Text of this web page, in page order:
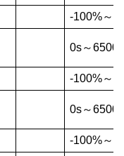
-100%～
0s～6500s
-100%～
0s～6500s
-100%～